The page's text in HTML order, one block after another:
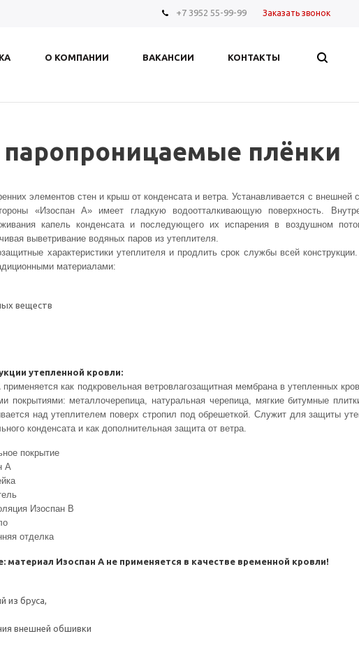
+7 3952 55-99-99 Заказать звонок
О КОМПАНИИ ВАКАНСИИ КОНТАКТЫ
плёнки
элементов стен и крыш от конденсата и ветра. Устанавливается с внешней
«Изоспан А» имеет гладкую водоотталкивающую поверхность.
капель конденсата и последующего их испарения в воздушном
выветривание водяных паров из утеплителя.
характеристики утеплителя и продлить срок службы всей
материалами:
веществ
утепленной кровли:
применяется как подкровельная ветровлагозащитная мембрана в утепленных
покрытиями: металлочерепица, натуральная черепица, мягкие битумные
над утеплителем поверх стропил под обрешеткой. Служит для защиты
конденсата и как дополнительная защита от ветра.
покрытие
А
Изоспан В
отделка
материал Изоспан А не применяется в качестве временной кровли!
из бруса,
внешней обшивки